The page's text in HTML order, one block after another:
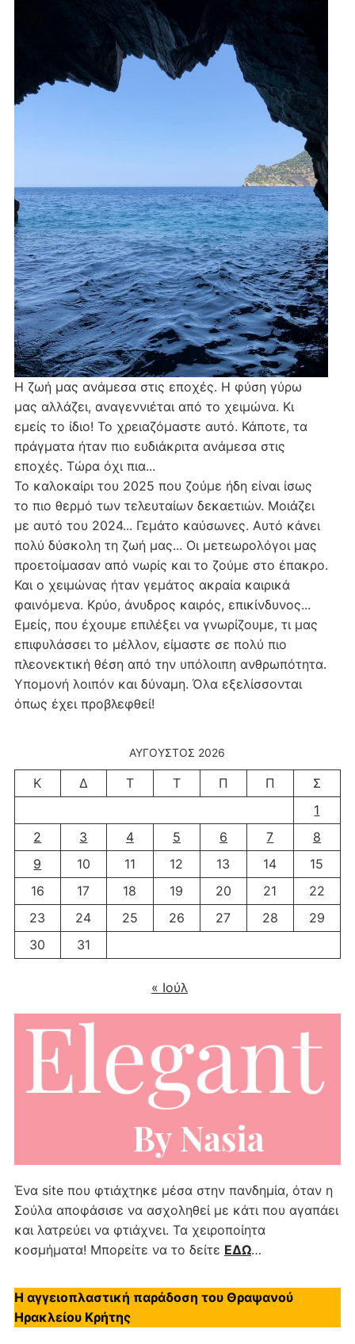
Η ζωή μας ανάμεσα στις εποχές. Η φύση γύρω
μας αλλάζει, αναγεννιέται από το χειμώνα. Κι
εμείς το ίδιο! Το χρειαζόμαστε αυτό. Κάποτε, τα
πράγματα ήταν πιο ευδιάκριτα ανάμεσα στις
εποχές. Τώρα όχι πια...
Το καλοκαίρι του 2025 που ζούμε ήδη είναι ίσως
το πιο θερμό των τελευταίων δεκαετιών. Μοιάζει
με αυτό του 2024... Γεμάτο καύσωνες. Αυτό κάνει
πολύ δύσκολη τη ζωή μας... Οι μετεωρολόγοι μας
προετοίμασαν από νωρίς και το ζούμε στο έπακρο.
Και ο χειμώνας ήταν γεμάτος ακραία καιρικά
φαινόμενα. Κρύο, άνυδρος καιρός, επικίνδυνος...
Εμείς, που έχουμε επιλέξει να γνωρίζουμε, τι μας
επιφυλάσσει το μέλλον, είμαστε σε πολύ πιο
πλεονεκτική θέση από την υπόλοιπη ανθρωπότητα.
Υπομονή λοιπόν και δύναμη. Όλα εξελίσσονται
όπως έχει προβλεφθεί!
ΑΎΓΟΥΣΤΟΣ 2026
Κ Δ Τ Τ Π Π
Σ
1
2
3 4 5 6 7
8
9
10 11 12 13 14
15
16
17 18 19 20 21
22
23
24 25 26 27 28
29
30
31
« Ιούλ
Ένα site που φτιάχτηκε μέσα στην πανδημία, όταν η
Σούλα αποφάσισε να ασχοληθεί με κάτι που αγαπάει
και λατρεύει να φτιάχνει. Τα χειροποίητα
κοσμήματα! Μπορείτε να το δείτε ΕΔΩ…
Η αγγειοπλαστική παράδοση του Θραψανού
Ηρακλείου Κρήτης